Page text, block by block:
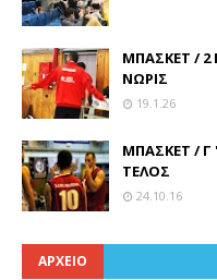
ΜΠΑΣΚΕΤ / 2
ΝΩΡΙΣ
19.1.26
ΜΠΑΣΚΕΤ / Γ
ΤΕΛΟΣ
24.10.16
ΑΡΧΕΙΟ